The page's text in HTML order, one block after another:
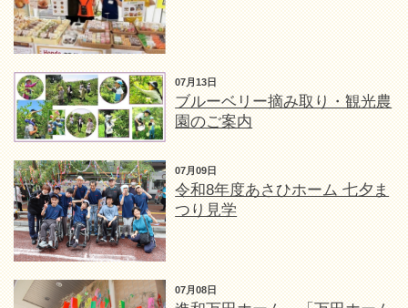
07月13日
ブルーベリー摘み取り・観光農
園のご案内
07月09日
令和8年度あさひホーム 七夕ま
つり見学
07月08日